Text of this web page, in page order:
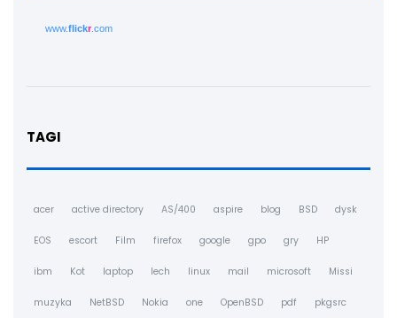
www.flickr.com
TAGI
acer active directory AS/400 aspire blog BSD dysk
EOS escort Film firefox google gpo gry HP
ibm Kot laptop lech linux mail microsoft Missi
muzyka NetBSD Nokia one OpenBSD pdf pkgsrc